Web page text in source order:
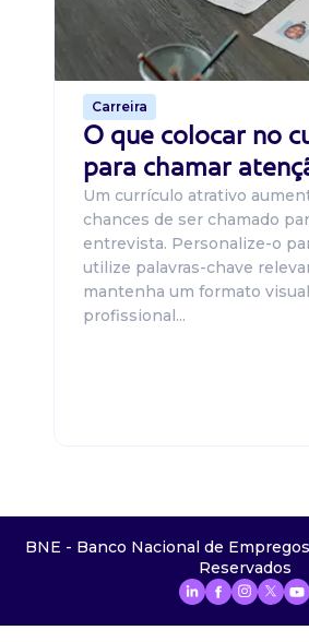
Carreira
O que colocar no
para chamar
Um currículo atrativo
chances de ser chamado
entrevista. Personalize-o
utilize palavras-chave
mantenha um formato
profissional...
BNE - Banco Nacional de
Reservados